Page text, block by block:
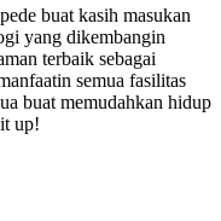
buat kasih masukan
yang dikembangin
terbaik sebagai
semua fasilitas
buat memudahkan hidup
up!